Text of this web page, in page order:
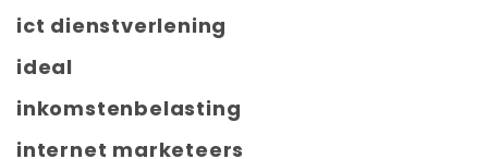
ict dienstverlening
ideal
inkomstenbelasting
internet marketeers